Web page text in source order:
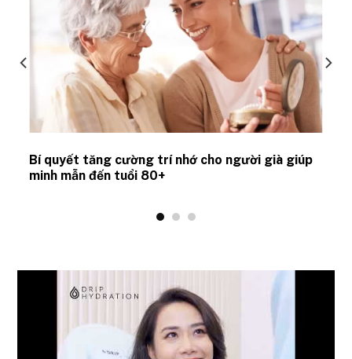
Bí quyết tăng cường trí nhớ cho người già giúp
minh mẫn đến tuổi 80+